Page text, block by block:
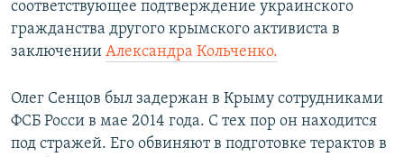
соответствующее подтверждение украинского
гражданства другого крымского активиста в
заключении Александра Кольченко.
Олег Сенцов был задержан в Крыму сотрудниками
ФСБ Росси в мае 2014 года. С тех пор он находится
под стражей. Его обвиняют в подготовке терактов в